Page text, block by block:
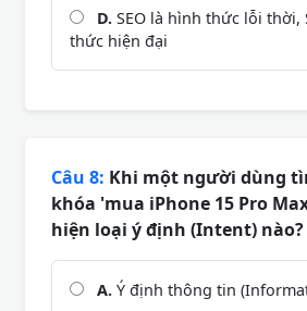
D. SEO là hình thức lỗi thời,
thức hiện đại
Câu 8: Khi một người dùng
khóa 'mua iPhone 15 Pro
hiện loại ý định (Intent) nào?
A. Ý định thông tin